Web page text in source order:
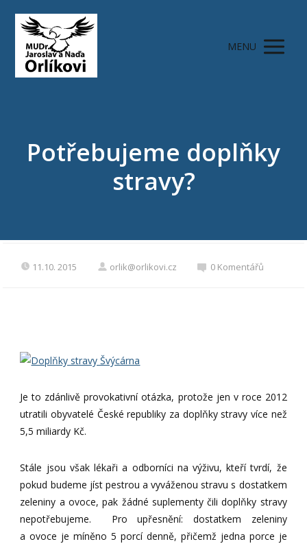
MENU
Potřebujeme doplňky
stravy?
11.10. 2015 orlik@orlikovi.cz 0 Komentářů
Je to zdánlivě provokativní otázka, protože jen v roce 2012
utratili obyvatelé České republiky za doplňky stravy více než
5,5 miliardy Kč.
Stále jsou však lékaři a odborníci na výživu, kteří tvrdí, že
pokud budeme jíst pestrou a vyváženou stravu s dostatkem
zeleniny a ovoce, pak žádné suplementy čili doplňky stravy
nepotřebujeme. Pro upřesnění: dostatkem zeleniny
a ovoce je míněno 5 porcí denně, přičemž jedna porce je